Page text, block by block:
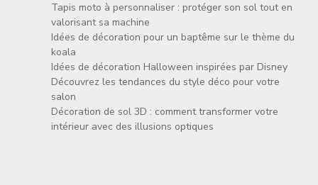
Tapis moto à personnaliser : protéger son sol tout en
valorisant sa machine
Idées de décoration pour un baptême sur le thème du
koala
Idées de décoration Halloween inspirées par Disney
Découvrez les tendances du style déco pour votre
salon
Décoration de sol 3D : comment transformer votre
intérieur avec des illusions optiques